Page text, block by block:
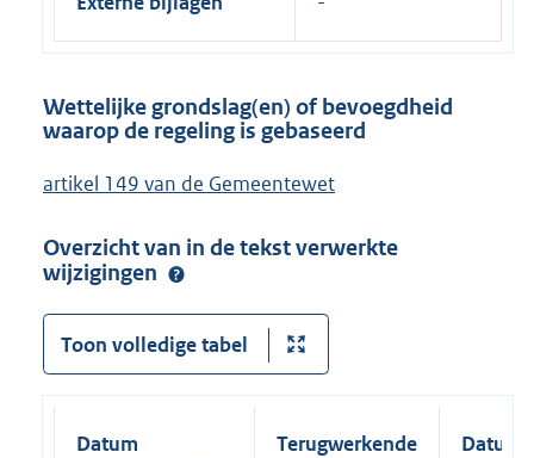
Wettelijke grondslag(en) of bevoegdheid
waarop de regeling is gebaseerd
artikel 149 van de Gemeentewet
Overzicht van in de tekst verwerkte
wijzigingen
Toon volledige tabel
Datum
Terugwerkende
Datum